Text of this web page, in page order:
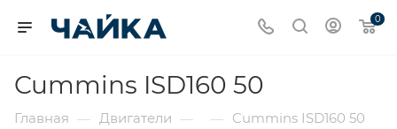
0
Cummins ISD160 50
Главная — Двигатели — — Cummins ISD160 50